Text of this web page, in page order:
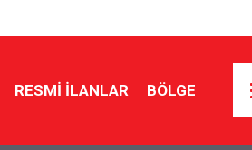
RESMI İLANLAR BÖLGE